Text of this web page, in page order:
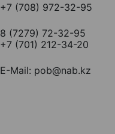
+7 (708) 972-32-95
8 (7279) 72-32-95
+7 (701) 212-34-20
E-Mail: pob@nab.kz